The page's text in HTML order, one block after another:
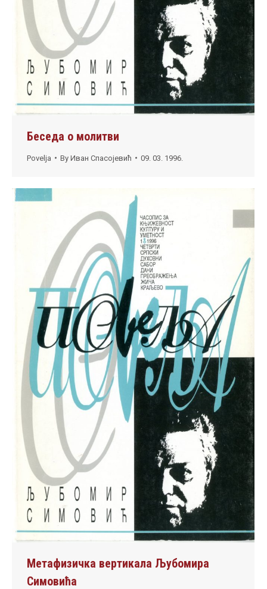
Беседа о молитви
Povelja By Иван Спасојевић 09. 03. 1996.
Метафизичка вертикала Љубомира
Симовића